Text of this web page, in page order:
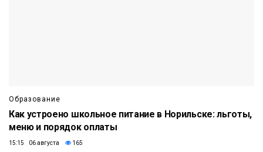
Образование
Как устроено школьное питание в Норильске: льготы,
меню и порядок оплаты
15:15 06 августа 165